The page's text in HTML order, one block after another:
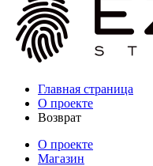
Главная страница
О проекте
Возврат
О проекте
Магазин